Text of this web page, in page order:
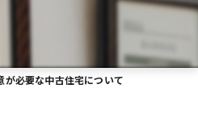
が必要な中古住宅について